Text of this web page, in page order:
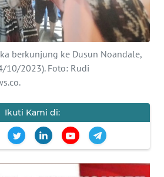
berkunjung ke Dusun Noandale,
10/2023). Foto: Rudi
Ikuti Kami di: